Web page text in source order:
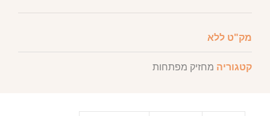
מק"ט ללא
קטגוריה מחזיק מפתחות